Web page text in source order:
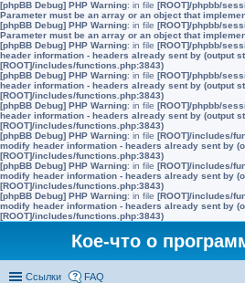
[phpBB Debug] PHP Warning: in file [ROOT]/phpbb/
Parameter must be an array or an object that
[phpBB Debug] PHP Warning: in file [ROOT]/phpbb/
Parameter must be an array or an object that
[phpBB Debug] PHP Warning: in file [ROOT]/phpbb/
header information - headers already sent by (output
[ROOT]/includes/functions.php:3843)
[phpBB Debug] PHP Warning: in file [ROOT]/phpbb/
header information - headers already sent by (output
[ROOT]/includes/functions.php:3843)
[phpBB Debug] PHP Warning: in file [ROOT]/phpbb/
header information - headers already sent by (output
[ROOT]/includes/functions.php:3843)
[phpBB Debug] PHP Warning: in file [ROOT]/includes/
modify header information - headers already sent by
[ROOT]/includes/functions.php:3843)
[phpBB Debug] PHP Warning: in file [ROOT]/includes/
modify header information - headers already sent by
[ROOT]/includes/functions.php:3843)
[phpBB Debug] PHP Warning: in file [ROOT]/includes/
modify header information - headers already sent by
[ROOT]/includes/functions.php:3843)
Кое-что о
Ссылки FAQ